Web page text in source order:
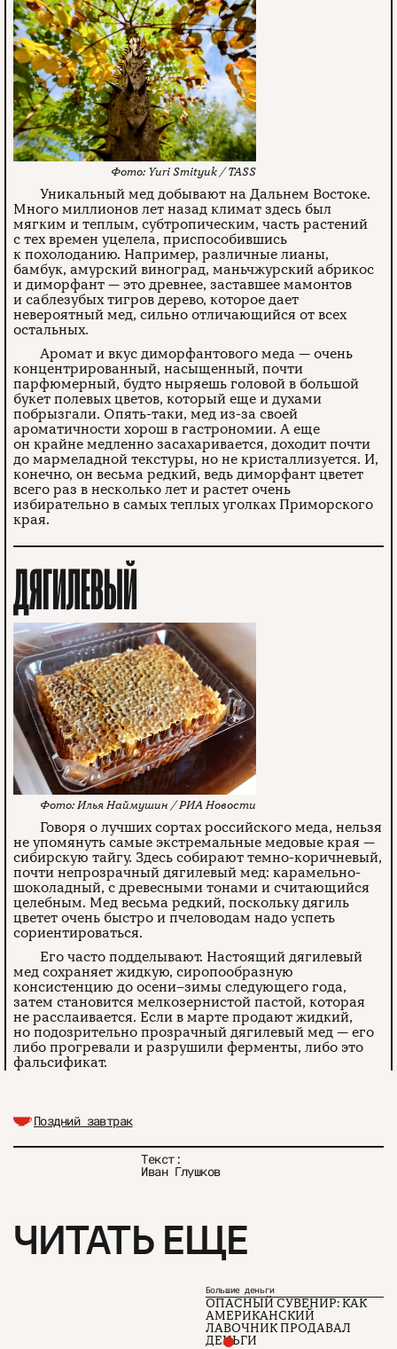
Поздний завтрак
Текст:
Иван Глушков
Yuri Smityuk / TASS
Уникальный мед добывают на Дальнем Востоке.
Много миллионов лет назад климат здесь был
мягким и теплым, субтропическим, часть растений
с тех времен уцелела, приспособившись
к похолоданию. Например, различные лианы,
бамбук, амурский виноград, маньчжурский абрикос
и диморфант — это древнее, заставшее мамонтов
и саблезубых тигров дерево, которое дает
невероятный мед, сильно отличающийся от всех
остальных.
Аромат и вкус диморфантового меда — очень
концентрированный, насыщенный, почти
парфюмерный, будто ныряешь головой в большой
букет полевых цветов, который еще и духами
побрызгали. Опять-таки, мед из-за своей
ароматичности хорош в гастрономии. А еще
он крайне медленно засахаривается, доходит почти
до мармеладной текстуры, но не кристаллизуется. И,
конечно, он весьма редкий, ведь диморфант цветет
всего раз в несколько лет и растет очень
избирательно в самых теплых уголках Приморского
края.
ДЯГИЛЕВЫЙ
Илья Наймушин / РИА Новости
Говоря о лучших сортах российского меда, нельзя
не упомянуть самые экстремальные медовые края —
сибирскую тайгу. Здесь собирают темно-коричневый,
почти непрозрачный дягилевый мед: карамельно-
шоколадный, с древесными тонами и считающийся
целебным. Мед весьма редкий, поскольку дягиль
цветет очень быстро и пчеловодам надо успеть
сориентироваться.
Его часто подделывают. Настоящий дягилевый
мед сохраняет жидкую, сиропообразную
консистенцию до осени–зимы следующего года,
затем становится мелкозернистой пастой, которая
не расслаивается. Если в марте продают жидкий,
но подозрительно прозрачный дягилевый мед — его
либо прогревали и разрушили ферменты, либо это
фальсификат.
ЧИТАТЬ ЕЩЕ
Большие деньги
ОПАСНЫЙ СУВЕНИР: КАК
АМЕРИКАНСКИЙ
ЛАВОЧНИК ПРОДАВАЛ
ДЕНЬГИ